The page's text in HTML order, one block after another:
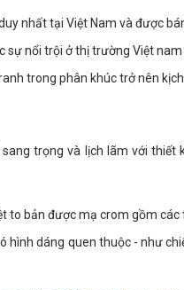
nhất tại Việt Nam và được
sự nổi trội ở thị trường Việt
trong phân khúc trở nên
trọng và lịch lãm với thiết
to bản được mạ crom gồm
hình dáng quen thuộc - như